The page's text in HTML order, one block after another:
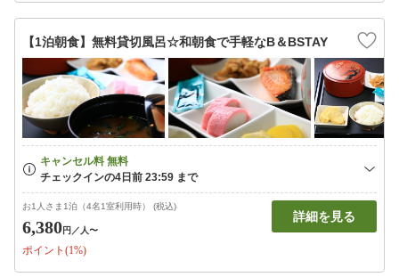
【1泊朝食】無料貸切風呂☆和朝食で手軽なB＆BSTAY
お1人さま1泊（4名1室利用時） (税込)
6,380円 ／人〜
ポイント(1%)
詳細を見る